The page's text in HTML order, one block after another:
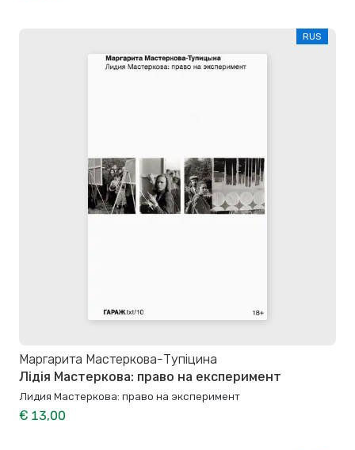
RUS
Маргарита Мастеркова-Тупіцина
Лідія Мастеркова: право на експеримент
Лидия Мастеркова: право на эксперимент
€ 13,00